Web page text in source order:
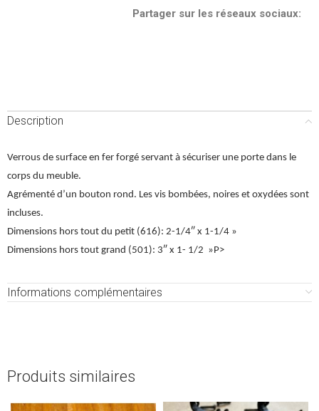
Partager sur les réseaux sociaux:
Description
Verrous de surface en fer forgé servant à sécuriser une porte dans le
corps du meuble.
Agrémenté d’un bouton rond. Les vis bombées, noires et oxydées sont
incluses.
Dimensions hors tout du petit (616): 2-1/4″ x 1-1/4 »
Dimensions hors tout grand (501): 3″ x 1- 1/2 »P>
Informations complémentaires
Produits similaires